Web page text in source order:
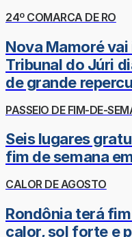
24º COMARCA DE RO
Nova Mamoré vai
Tribunal do Júri
de grande
PASSEIO DE FIM-DE-
Seis lugares
fim de semana
CALOR DE AGOSTO
Rondônia terá
calor, sol forte e